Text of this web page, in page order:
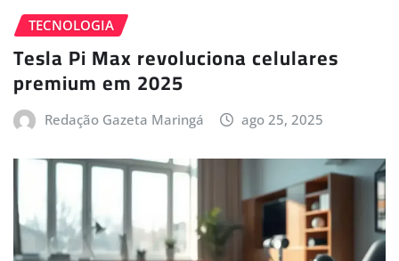
TECNOLOGIA
Tesla Pi Max revoluciona celulares
premium em 2025
Redação Gazeta Maringá ago 25, 2025